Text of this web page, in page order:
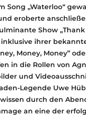
Song „Waterloo“
eroberte
Show
ihrer
Money, Money”
in die Rollen von
und
Legende Uwe
durch den
an eine der